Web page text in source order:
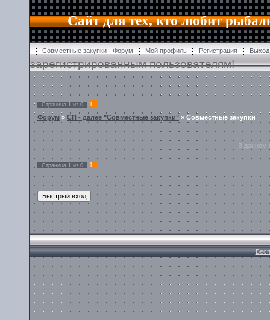
Сайт для тех, кто любит
Совместные закупки - Форум Мой профиль Регистрация Выход
зарегистрированным пользователям!
Страница 1 из 0
1
Форум » СП - далее "Совместные закупки" » Совместные закупки
В данном
Страница 1 из 0 1